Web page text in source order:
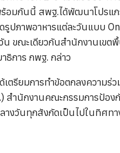
อมกันนี้ สพฐ.ได้พัฒนาโปรแ
รูปภาพอาหารแต่ละวันแบบ
น ขณะเดียวกันสำนักงานเ
ธิการ กพฐ. กล่าว
ตรียมการทำข้อตกลงความ
สำนักงานคณะกรรมการป้อ
งวันทุกสังกัดเป็นไปในทิศท